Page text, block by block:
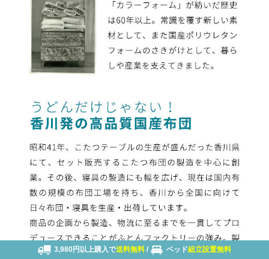
3,980円以上購入で送料無料 / ベッド組立設置無料